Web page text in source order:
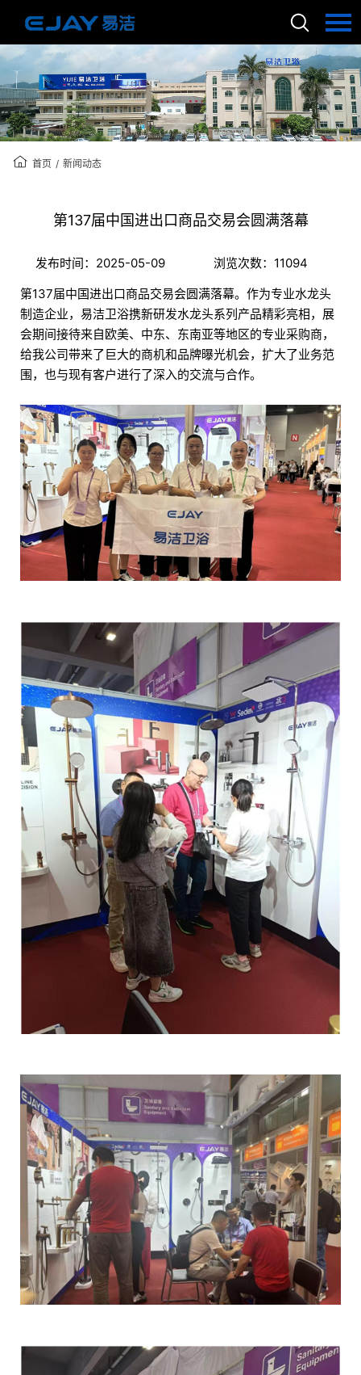
语言： English
首页
关于我们
国际认证
新闻动态
联系我们
首页 / 新闻动态
第137届中国进出口商品交易会圆满落幕
发布时间：2025-05-09
浏览次数：11094
第137届中国进出口商品交易会圆满落幕。作为专业水龙头
制造企业，易洁卫浴携新研发水龙头系列产品精彩亮相，展
会期间接待来自欧美、中东、东南亚等地区的专业采购商，
给我公司带来了巨大的商机和品牌曝光机会，扩大了业务范
围，也与现有客户进行了深入的交流与合作。